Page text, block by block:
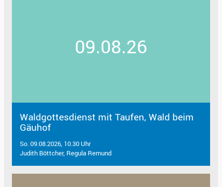
09.08.26
Waldgottesdienst mit Taufen, Wald beim
Gäuhof
So. 09.08.2026, 10.30 Uhr
Judith Böttcher, Regula Remund